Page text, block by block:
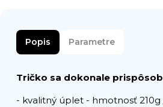
Popis Parametre
Tričko sa dokonale
- kvalitný úplet - hmotnosť 210g